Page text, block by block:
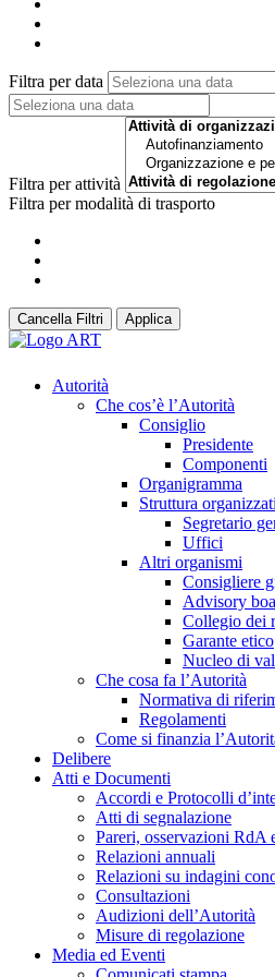
Filtra per data
Filtra per attività
Filtra per modalità di trasporto
Cancella Filtri Applica
Autorità
Che cos’è l’Autorità
Consiglio
Presidente
Componenti
Organigramma
Struttura
Segretario
Uffici
Altri organismi
Consigliere
Advisory
Collegio dei
Garante etico
Nucleo di
Che cosa fa l’Autorità
Normativa di
Regolamenti
Come si finanzia
Delibere
Atti e Documenti
Accordi e Protocolli
Atti di segnalazione
Pareri, osservazioni RdA
Relazioni annuali
Relazioni su indagini
Consultazioni
Audizioni dell’Autorità
Misure di regolazione
Media ed Eventi